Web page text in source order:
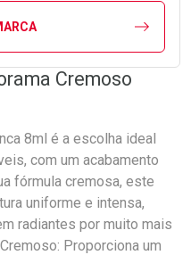
Cremoso
8ml é a escolha ideal
com um acabamento
fórmula cremosa, este
uniforme e intensa,
radiantes por muito mais
Proporciona um